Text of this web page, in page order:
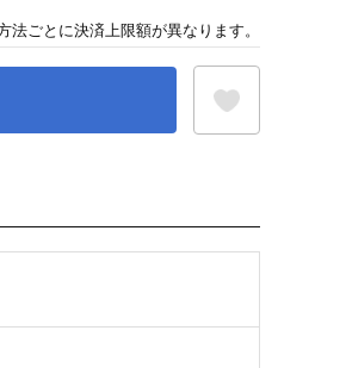
法ごとに決済上限額が異なります。